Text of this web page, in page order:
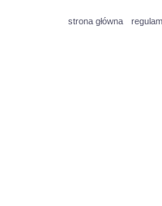
strona główna